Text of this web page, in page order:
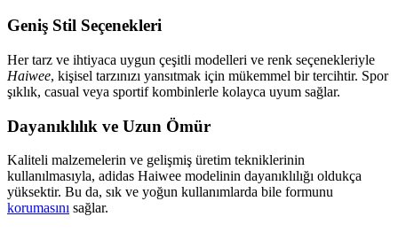
Geniş Stil Seçenekleri
Her tarz ve ihtiyaca uygun çeşitli modelleri ve renk seçenekleriyle
Haiwee, kişisel tarzınızı yansıtmak için mükemmel bir tercihtir. Spor
şıklık, casual veya sportif kombinlerle kolayca uyum sağlar.
Dayanıklılık ve Uzun Ömür
Kaliteli malzemelerin ve gelişmiş üretim tekniklerinin
kullanılmasıyla, adidas Haiwee modelinin dayanıklılığı oldukça
yüksektir. Bu da, sık ve yoğun kullanımlarda bile formunu
korumasını sağlar.